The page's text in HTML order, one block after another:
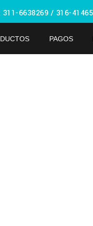
311-6638269 / 316-
PAGOS